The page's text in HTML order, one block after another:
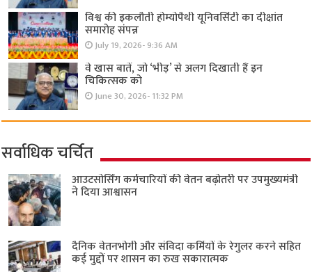
विश्व की इकलौती होम्योपैथी यूनिवर्सिटी का दीक्षांत
समारोह संपन्न
July 19, 2026- 9:36 AM
वे खास बातें, जो ‘भीड़’ से अलग दिखाती हैं इन
चिकित्सक को
June 30, 2026- 11:32 PM
सर्वाधिक चर्चित
आउटसोर्सिंग कर्मचारियों की वेतन बढ़ोतरी पर उपमुख्यमंत्री
ने दिया आश्वासन
दैनिक वेतनभोगी और संविदा कर्मियों के रेगुलर करने सहित
कई मुद्दों पर शासन का रुख सकारात्मक